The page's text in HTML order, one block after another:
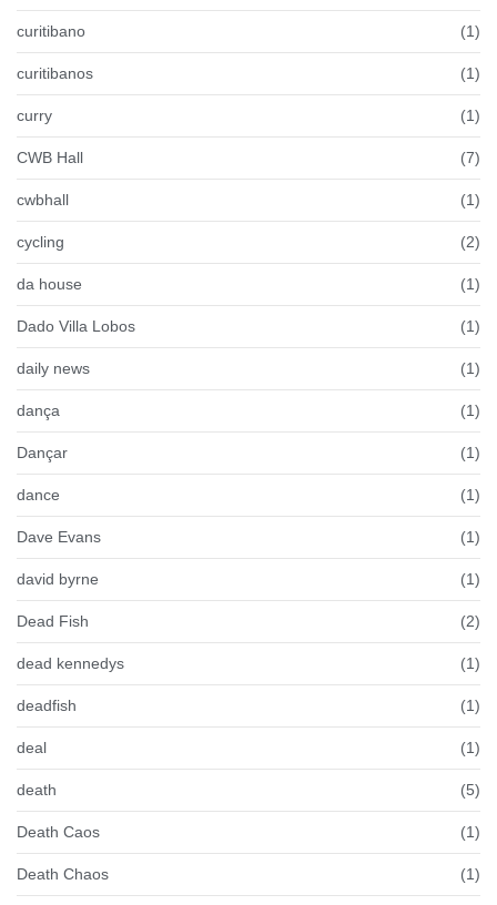
curitibano (1)
curitibanos (1)
curry (1)
CWB Hall (7)
cwbhall (1)
cycling (2)
da house (1)
Dado Villa Lobos (1)
daily news (1)
dança (1)
Dançar (1)
dance (1)
Dave Evans (1)
david byrne (1)
Dead Fish (2)
dead kennedys (1)
deadfish (1)
deal (1)
death (5)
Death Caos (1)
Death Chaos (1)